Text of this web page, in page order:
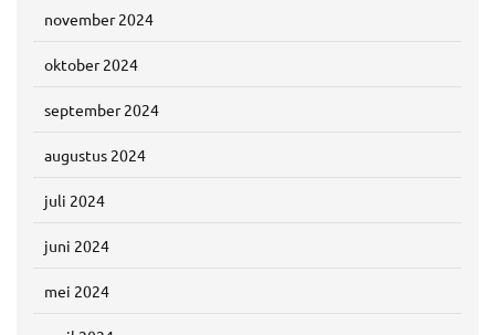
november 2024
oktober 2024
september 2024
augustus 2024
juli 2024
juni 2024
mei 2024